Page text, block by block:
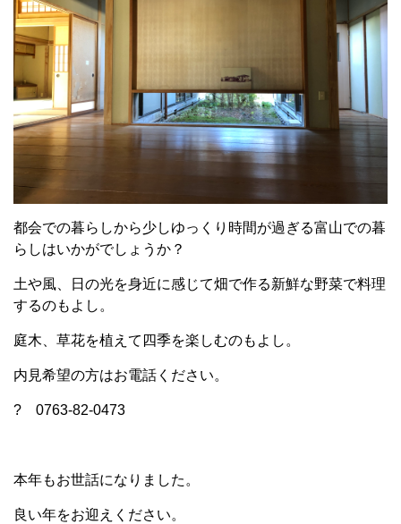
都会での暮らしから少しゆっくり時間が過ぎる富山での暮
らしはいかがでしょうか？
土や風、日の光を身近に感じて畑で作る新鮮な野菜で料理
するのもよし。
庭木、草花を植えて四季を楽しむのもよし。
内見希望の方はお電話ください。
? 0763-82-0473
本年もお世話になりました。
良い年をお迎えください。